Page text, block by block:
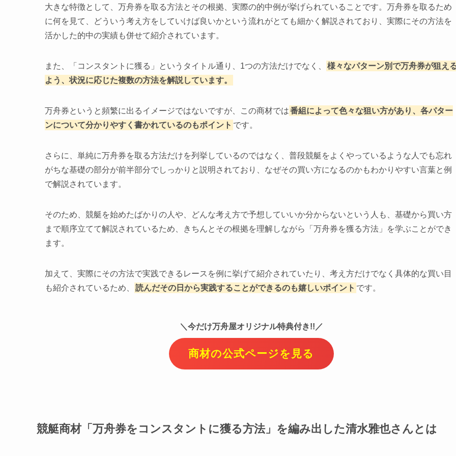
大きな特徴として、万舟券を取る方法とその根拠、実際の的中例が挙げられていることです。万舟券を取るため
に何を見て、どういう考え方をしていけば良いかという流れがとても細かく解説されており、実際にその方法を
活かした的中の実績も併せて紹介されています。
また、「コンスタントに獲る」というタイトル通り、1つの方法だけでなく、
様々なパターン別で万舟券が狙え
よう、状況に応じた複数の方法を解説しています。
万舟券というと頻繁に出るイメージではないですが、この商材では番組によって色々な狙い方があり、各パター
ンについて分かりやすく書かれているのもポイント です。
さらに、単純に万舟券を取る方法だけを列挙しているのではなく、普段競艇をよくやっているような人でも忘れ
がちな基礎の部分が前半部分でしっかりと説明されており、なぜその買い方になるのかもわかりやすい言葉と例
で解説されています。
そのため、競艇を始めたばかりの人や、どんな考え方で予想していいか分からないという人も、基礎から買い方
まで順序立てて解説されているため、きちんとその根拠を理解しながら「万舟券を獲る方法」を学ぶことができ
ます。
加えて、実際にその方法で実践できるレースを例に挙げて紹介されていたり、考え方だけでなく具体的な買い目
も紹介されているため、
読んだその日から実践することができるのも嬉しいポイント です。
＼今だけ万舟屋オリジナル特典付き!!／
商材の公式ページを見る
競艇商材「万舟券をコンスタントに獲る方法」を編み出した清水雅也さんとは